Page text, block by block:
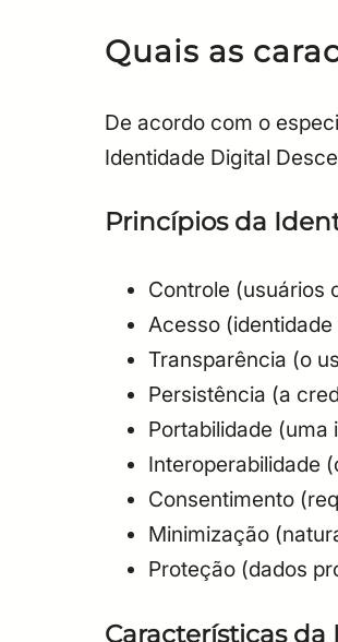
Quais as
De acordo com o
Identidade Digital
Princípios da
Controle (usuários
Acesso
Transparência (o
Persistência (a
Portabilidade
Interoperabilidade
Consentimento
Minimização
Proteção (dados
Características